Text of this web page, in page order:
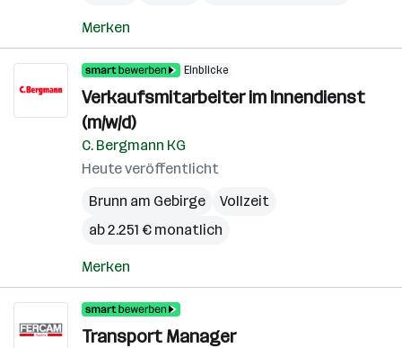
Merken
Einblicke
Verkaufsmitarbeiter im Innendienst
(m/w/d)
C. Bergmann KG
Heute veröffentlicht
Brunn am Gebirge
Vollzeit
ab 2.251 € monatlich
Merken
Transport Manager